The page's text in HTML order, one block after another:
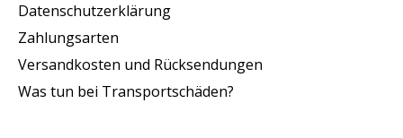
Datenschutzerklärung
Zahlungsarten
Versandkosten und Rücksendungen
Was tun bei Transportschäden?